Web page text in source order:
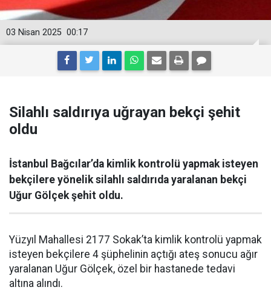
00:17
03 Nisan 2025
Silahlı saldırıya uğrayan bekçi şehit
oldu
İstanbul Bağcılar’da kimlik kontrolü yapmak isteyen
bekçilere yönelik silahlı saldırıda yaralanan bekçi
Uğur Gölçek şehit oldu.
Yüzyıl Mahallesi 2177 Sokak’ta kimlik kontrolü yapmak
isteyen bekçilere 4 şüphelinin açtığı ateş sonucu ağır
yaralanan Uğur Gölçek, özel bir hastanede tedavi
altına alındı.